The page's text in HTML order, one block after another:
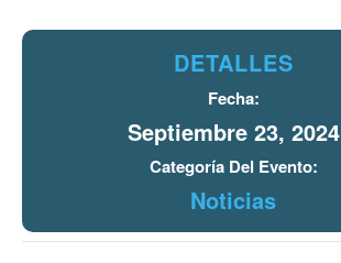
DETALLES
Fecha:
Septiembre 23, 2024
Categoría Del Evento:
Noticias